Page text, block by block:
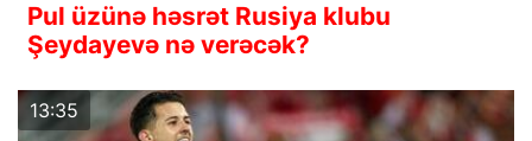
Pul üzünə həsrət Rusiya klubu
Şeydayevə nə verəcək?
13:35